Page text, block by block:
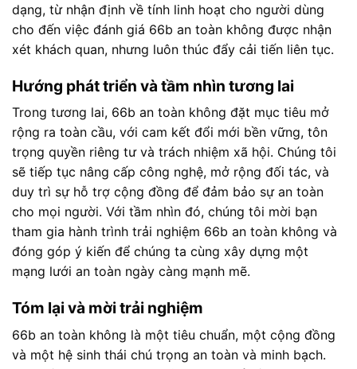
dạng, từ nhận định về tính linh hoạt cho người dùng
cho đến việc đánh giá 66b an toàn không được nhận
xét khách quan, nhưng luôn thúc đẩy cải tiến liên tục.
Hướng phát triển và tầm nhìn tương lai
Trong tương lai, 66b an toàn không đặt mục tiêu mở
rộng ra toàn cầu, với cam kết đổi mới bền vững, tôn
trọng quyền riêng tư và trách nhiệm xã hội. Chúng tôi
sẽ tiếp tục nâng cấp công nghệ, mở rộng đối tác, và
duy trì sự hỗ trợ cộng đồng để đảm bảo sự an toàn
cho mọi người. Với tầm nhìn đó, chúng tôi mời bạn
tham gia hành trình trải nghiệm 66b an toàn không và
đóng góp ý kiến để chúng ta cùng xây dựng một
mạng lưới an toàn ngày càng mạnh mẽ.
Tóm lại và mời trải nghiệm
66b an toàn không là một tiêu chuẩn, một cộng đồng
và một hệ sinh thái chú trọng an toàn và minh bạch.